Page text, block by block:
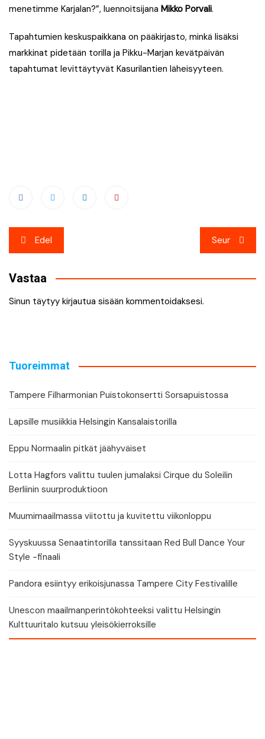
menetimme Karjalan?”, luennoitsijana Mikko Porvali.
Tapahtumien keskuspaikkana on pääkirjasto, minkä lisäksi
markkinat pidetään torilla ja Pikku-Marjan kevätpäivän
tapahtumat levittäytyvät Kasurilantien läheisyyteen.
Artikkelien
selaus
Edel Seur
Vastaa
Sinun täytyy kirjautua sisään kommentoidaksesi.
Tuoreimmat
Tampere Filharmonian Puistokonsertti Sorsapuistossa
Lapsille musiikkia Helsingin Kansalaistorilla
Eppu Normaalin pitkät jäähyväiset
Lotta Hagfors valittu tuulen jumalaksi Cirque du Soleilin
Berliinin suurproduktioon
Muumimaailmassa viitottu ja kuvitettu viikonloppu
Syyskuussa Senaatintorilla tanssitaan Red Bull Dance Your
Style -finaali
Pandora esiintyy erikoisjunassa Tampere City Festivalille
Unescon maailmanperintökohteeksi valittu Helsingin
Kulttuuritalo kutsuu yleisökierroksille